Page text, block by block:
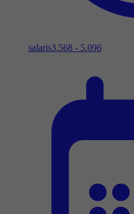
salaris3.568 - 5.096